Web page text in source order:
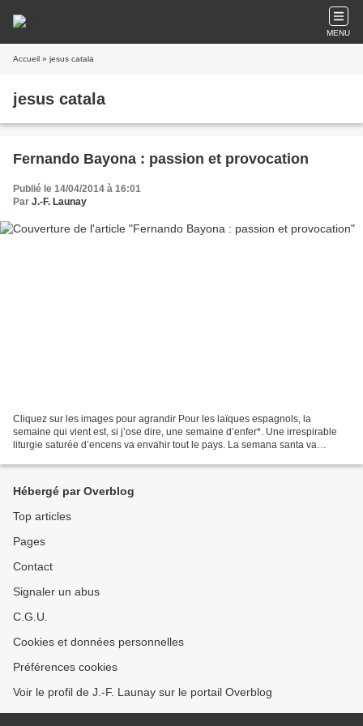
MENU
Accueil » jesus catala
jesus catala
Fernando Bayona : passion et provocation
Publié le 14/04/2014 à 16:01
Par J.-F. Launay
Cliquez sur les images pour agrandir Pour les laïques espagnols, la
semaine qui vient est, si j’ose dire, une semaine d’enfer*. Une irrespirable
liturgie saturée d’encens va envahir tout le pays. La semana santa va
Hébergé par Overblog
Top articles
Pages
Contact
Signaler un abus
C.G.U.
Cookies et données personnelles
Préférences cookies
Voir le profil de J.-F. Launay sur le portail Overblog